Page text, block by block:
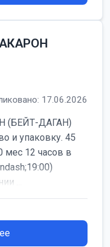
17.06.2026
(БЕЙТ-ДАГАН)
и упаковку. 45
мес 12 часов в
...